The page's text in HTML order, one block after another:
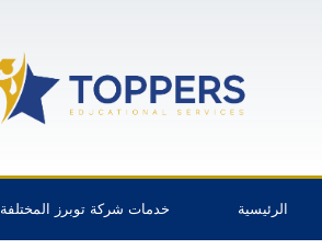
الرئيسية خدمات شركة توبرز المختلفة